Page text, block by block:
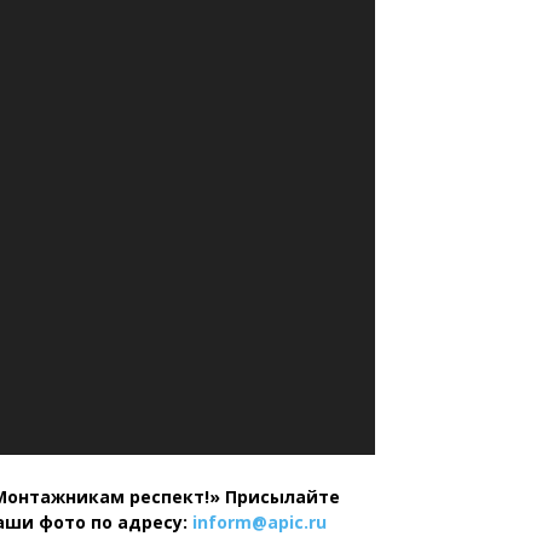
респект!» Присылайте
фото по адресу: inform@apic.ru